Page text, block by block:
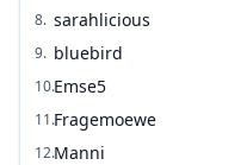
8. sarahlicious
9. bluebird
10.Emse5
11.Fragemoewe
12.Manni